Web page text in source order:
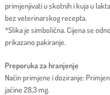
primjenjivati u skotnih i kuja u
bez veterinarskog recepta.
*Slika je simbolična. Cijena se
prikazano pakiranje.
Preporuka za hranjenje
Način primjene i doziranje:
jačine 28,3 mg.